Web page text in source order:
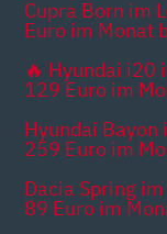
Cupra Born im
Euro im Monat
🔥 Hyundai i20
129 Euro im
Hyundai
259 Euro im
Dacia Spring
89 Euro im